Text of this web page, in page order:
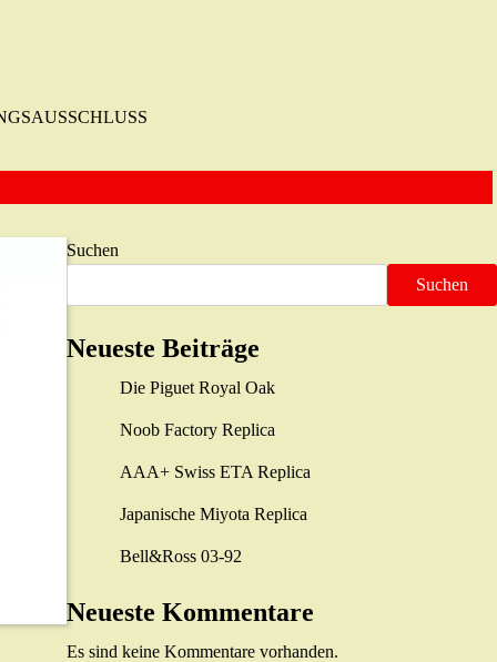
Suchen
Suchen
Neueste Beiträge
Die Piguet Royal Oak
Noob Factory Replica
AAA+ Swiss ETA Replica
Japanische Miyota Replica
Bell&Ross 03-92
Neueste Kommentare
Es sind keine Kommentare vorhanden.